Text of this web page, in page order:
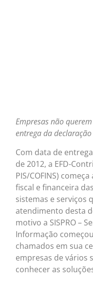
Empresas não
entrega da declaração
Com data de
de 2012, a EFD-
PIS/COFINS)
fiscal e financeira
sistemas e serviços
atendimento desta
motivo a SISPRO –
Informação
chamados em sua
empresas de vários
conhecer as